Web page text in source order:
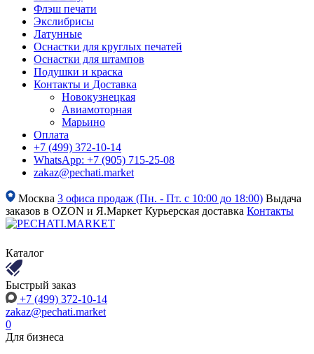
Флэш печати
Экслибрисы
Латунные
Оснастки для круглых печатей
Оснастки для штампов
Подушки и краска
Контакты и Доставка
Новокузнецкая
Авиамоторная
Марьино
Оплата
+7 (499) 372-10-14
WhatsApp: +7 (905) 715-25-08
zakaz@pechati.market
Москва 3 офиса продаж (Пн. - Пт. с 10:00 до 18:00) Выдача
заказов в OZON и Я.Маркет Курьерская доставка Контакты
Каталог
Быстрый заказ
+7 (499) 372-10-14
zakaz@pechati.market
0
Для бизнеса